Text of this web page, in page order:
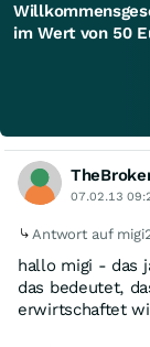
im Wert von 50
07.02.13
Antwort auf
hallo migi - das
das bedeutet,
erwirtschaftet